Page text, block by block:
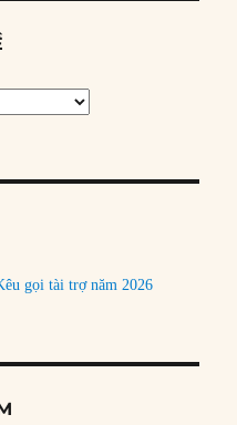
gọi tài trợ năm 2026